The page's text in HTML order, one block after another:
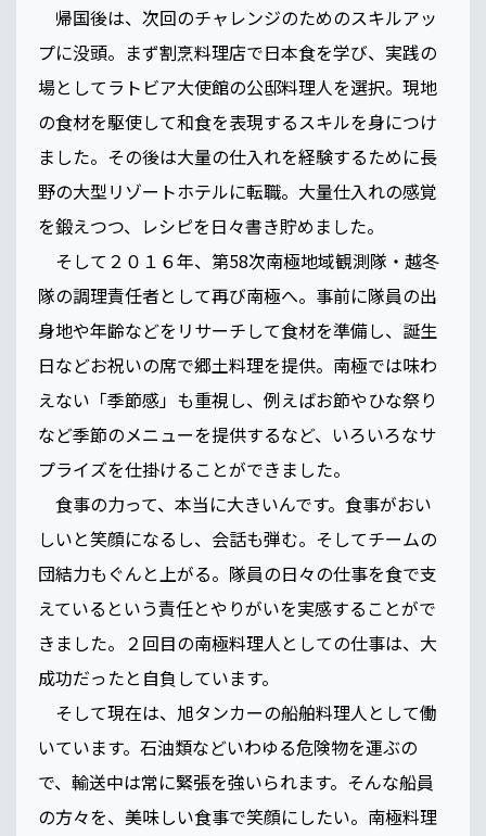
帰国後は、次回のチャレンジのためのスキルアッ
プに没頭。まず割烹料理店で日本食を学び、実践の
場としてラトビア大使館の公邸料理人を選択。現地
の食材を駆使して和食を表現するスキルを身につけ
ました。その後は大量の仕入れを経験するために長
野の大型リゾートホテルに転職。大量仕入れの感覚
を鍛えつつ、レシピを日々書き貯めました。
そして２０１６年、第58次南極地域観測隊・越冬
隊の調理責任者として再び南極へ。事前に隊員の出
身地や年齢などをリサーチして食材を準備し、誕生
日などお祝いの席で郷土料理を提供。南極では味わ
えない「季節感」も重視し、例えばお節やひな祭り
など季節のメニューを提供するなど、いろいろなサ
プライズを仕掛けることができました。
食事の力って、本当に大きいんです。食事がおい
しいと笑顔になるし、会話も弾む。そしてチームの
団結力もぐんと上がる。隊員の日々の仕事を食で支
えているという責任とやりがいを実感することがで
きました。２回目の南極料理人としての仕事は、大
成功だったと自負しています。
そして現在は、旭タンカーの船舶料理人として働
いています。石油類などいわゆる危険物を運ぶの
で、輸送中は常に緊張を強いられます。そんな船員
の方々を、美味しい食事で笑顔にしたい。南極料理